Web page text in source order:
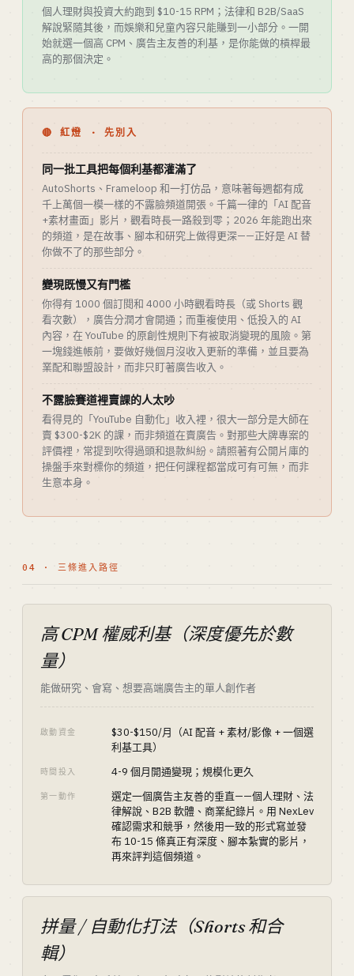
個人理財與投資大約跑到 $10-15 RPM；法律和 B2B/SaaS
解說緊隨其後，而娛樂和兒童內容只能賺到一小部分。一開
始就選一個高 CPM、廣告主友善的利基，是你能做的槓桿最
高的那個決定。
🔴 紅燈 · 先別入
同一批工具把每個利基都灌滿了
AutoShorts、Frameloop 和一打仿品，意味著每週都有成
千上萬個一模一樣的不露臉頻道開張。千篇一律的「AI 配音
+素材畫面」影片，觀看時長一路殺到零；2026 年能跑出來
的頻道，是在故事、腳本和研究上做得更深——正好是 AI 替
你做不了的那些部分。
變現既慢又有門檻
你得有 1000 個訂閱和 4000 小時觀看時長（或 Shorts 觀
看次數），廣告分潤才會開通；而重複使用、低投入的 AI
內容，在 YouTube 的原創性規則下有被取消變現的風險。第
一塊錢進帳前，要做好幾個月沒收入更新的準備，並且要為
業配和聯盟設計，而非只盯著廣告收入。
不露臉賽道裡賣課的人太吵
看得見的「YouTube 自動化」收入裡，很大一部分是大師在
賣 $300-$2K 的課，而非頻道在賣廣告。對那些大牌專案的
評價裡，常提到吹得過頭和退款糾紛。請照著有公開片庫的
操盤手來對標你的頻道，把任何課程都當成可有可無，而非
生意本身。
04 · 三條進入路徑
高 CPM 權威利基（深度優先於數
量）
能做研究、會寫、想要高端廣告主的單人創作者
啟動資金
$30-$150/月（AI 配音 + 素材/影像 + 一個選
利基工具）
時間投入 4-9 個月開通變現；規模化更久
第一動作
選定一個廣告主友善的垂直——個人理財、法
律解說、B2B 軟體、商業紀錄片。用 NexLev
確認需求和競爭，然後用一致的形式寫並發
布 10-15 條真正有深度、腳本紮實的影片，
再來評判這個頻道。
拼量 / 自動化打法（Shorts 和合
輯）